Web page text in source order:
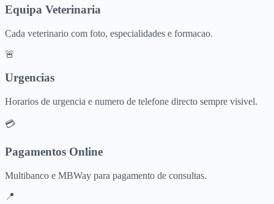
Equipa Veterinaria
Cada veterinario com foto, especialidades e formacao.
🚨
Urgencias
Horarios de urgencia e numero de telefone directo sempre visivel.
💳
Pagamentos Online
Multibanco e MBWay para pagamento de consultas.
📍